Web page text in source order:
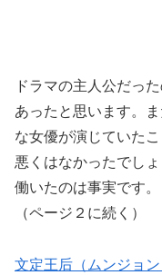
ドラマの主人公だっ
あったと思います。
な女優が演じていた
悪くはなかったでし
働いたのは事実です。
（ページ２に続く）
文定王后（ムンジョ